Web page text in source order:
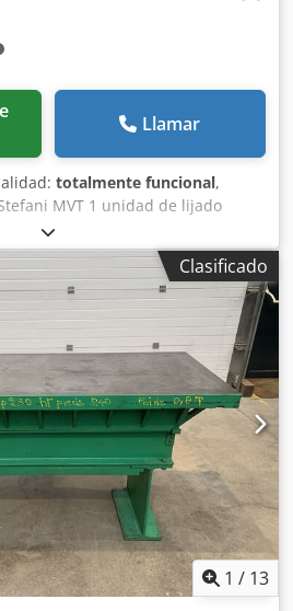
Llamar
totalmente funcional,
MVT 1 unidad de lijado
100 mm Motor de la unidad de
lijado con sistema de autoafilado
de lijado Ajuste manual del
de lijado con oscilación
Velocidad de avance regulable
de avance de 0,74 kW
Clasificado
1 / 13